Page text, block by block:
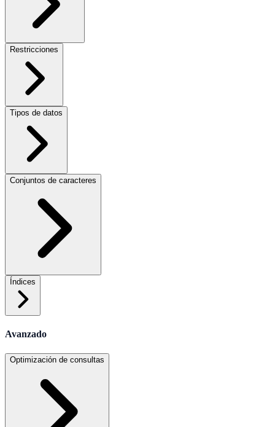
Restricciones
Tipos de datos
Conjuntos de caracteres
Índices
Avanzado
Optimización de consultas